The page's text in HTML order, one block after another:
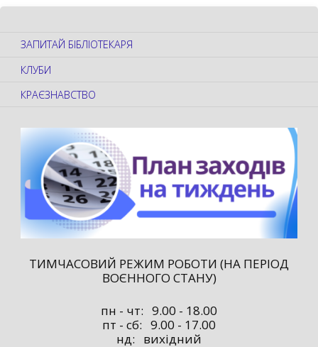
ЗАПИТАЙ БІБЛІОТЕКАРЯ
КЛУБИ
КРАЄЗНАВСТВО
ТИМЧАСОВИЙ РЕЖИМ РОБОТИ (НА ПЕРІОД
ВОЄННОГО СТАНУ)
пн - чт: 9.00 - 18.00
пт - сб: 9.00 - 17.00
нд: вихідний